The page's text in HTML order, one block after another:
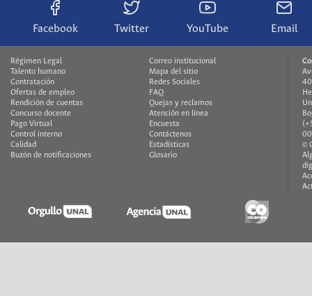
Facebook Twitter YouTube Email
Régimen Legal
Talento humano
Contratación
Ofertas de empleo
Rendición de cuentas
Concurso docente
Pago Virtual
Control interno
Calidad
Buzón de notificaciones
Correo institucional
Mapa del sitio
Redes Sociales
FAQ
Quejas y reclamos
Atención en línea
Encuesta
Contáctenos
Estadísticas
Glosario
©